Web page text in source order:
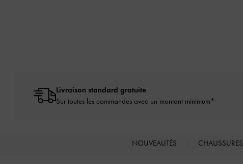
Livraison standard gratuite
Sur toutes les commandes avec un montant minimum*
NOUVEAUTÉS CHAUSSURES